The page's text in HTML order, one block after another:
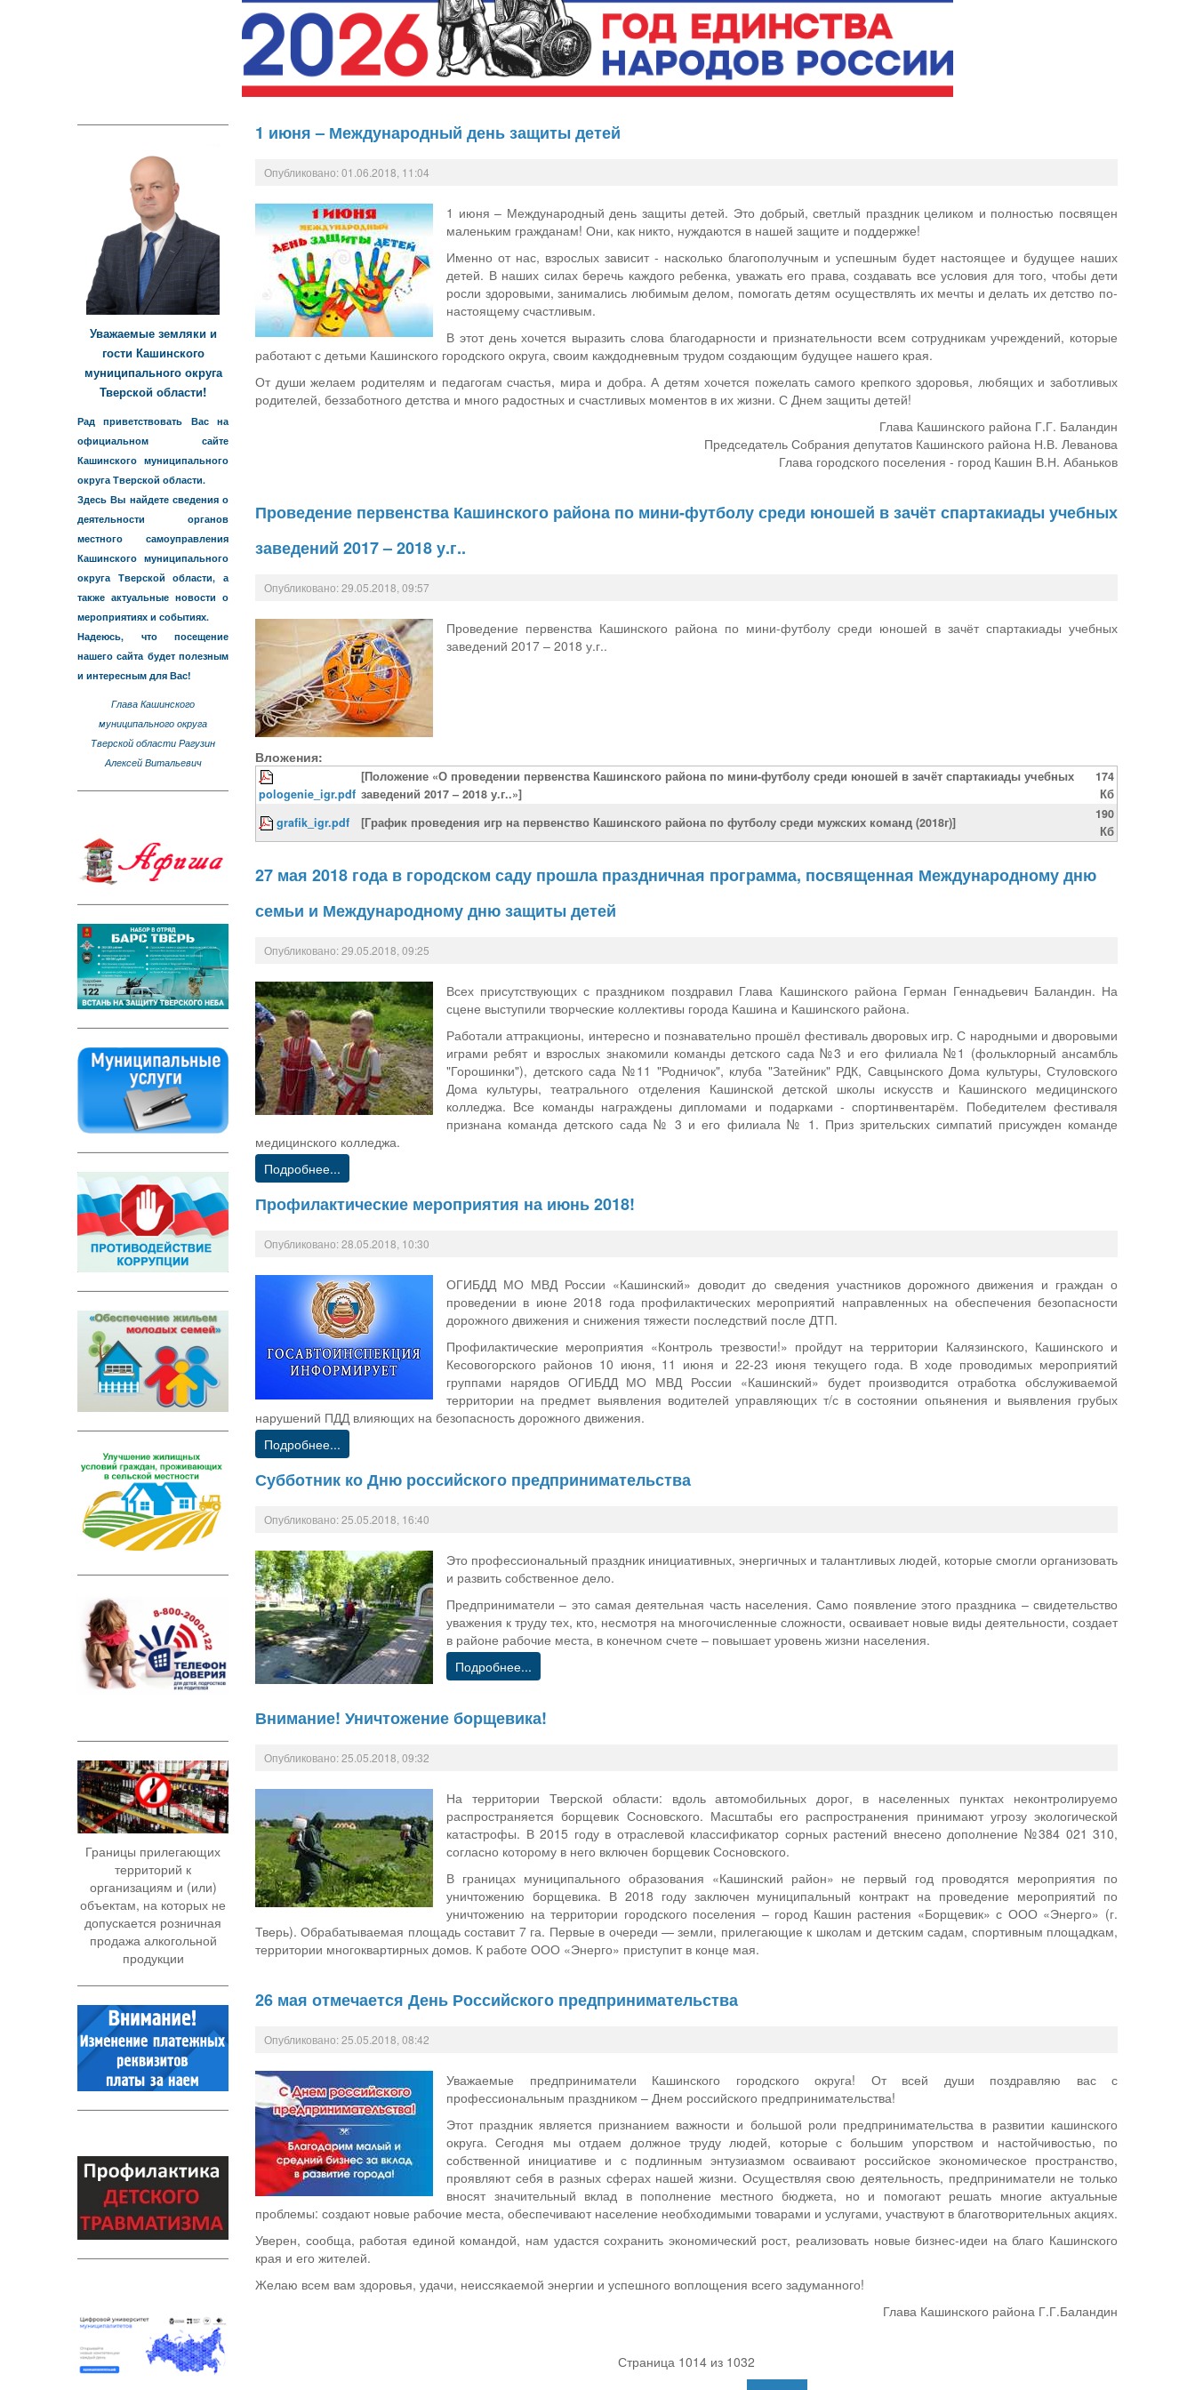
Уважаемые земляки и
гости Кашинского
муниципального округа
Тверской области!
Рад приветствовать Вас на
официальном сайте
Кашинского муниципального
округа Тверской области.
Здесь Вы найдете сведения о
деятельности органов
местного самоуправления
Кашинского муниципального
округа Тверской области, а
также актуальные новости о
мероприятиях и событиях.
Надеюсь, что посещение
нашего сайта будет полезным
и интересным для Вас!
Глава Кашинского
муниципального округа
Тверской области Рагузин
Алексей Витальевич
Границы прилегающих
территорий к
организациям и (или)
объектам, на которых не
допускается розничная
продажа алкогольной
продукции
1 июня – Международный день защиты детей
Опубликовано: 01.06.2018, 11:04
1 июня – Международный день защиты детей. Это добрый, светлый праздник целиком и полностью посвящен
маленьким гражданам! Они, как никто, нуждаются в нашей защите и поддержке!
Именно от нас, взрослых зависит - насколько благополучным и успешным будет настоящее и будущее наших
детей. В наших силах беречь каждого ребенка, уважать его права, создавать все условия для того, чтобы дети
росли здоровыми, занимались любимым делом, помогать детям осуществлять их мечты и делать их детство по-
настоящему счастливым.
В этот день хочется выразить слова благодарности и признательности всем сотрудникам учреждений, которые
работают с детьми Кашинского городского округа, своим каждодневным трудом создающим будущее нашего края.
От души желаем родителям и педагогам счастья, мира и добра. А детям хочется пожелать самого крепкого здоровья, любящих и заботливых
родителей, беззаботного детства и много радостных и счастливых моментов в их жизни. С Днем защиты детей!
Глава Кашинского района Г.Г. Баландин
Председатель Собрания депутатов Кашинского района Н.В. Леванова
Глава городского поселения - город Кашин В.Н. Абаньков
Проведение первенства Кашинского района по мини-футболу среди юношей в зачёт спартакиады учебных
заведений 2017 – 2018 у.г..
Опубликовано: 29.05.2018, 09:57
Проведение первенства Кашинского района по мини-футболу среди юношей в зачёт спартакиады учебных
заведений 2017 – 2018 у.г..
Вложения:
pologenie_igr.pdf
[Положение «О проведении первенства Кашинского района по мини-футболу среди юношей в зачёт спартакиады учебных
заведений 2017 – 2018 у.г..»]
174
Кб
grafik_igr.pdf
[График проведения игр на первенство Кашинского района по футболу среди мужских команд (2018г)]
190
Кб
27 мая 2018 года в городском саду прошла праздничная программа, посвященная Международному дню
семьи и Международному дню защиты детей
Опубликовано: 29.05.2018, 09:25
Всех присутствующих с праздником поздравил Глава Кашинского района Герман Геннадьевич Баландин. На
сцене выступили творческие коллективы города Кашина и Кашинского района.
Работали аттракционы, интересно и познавательно прошёл фестиваль дворовых игр. С народными и дворовыми
играми ребят и взрослых знакомили команды детского сада №3 и его филиала №1 (фольклорный ансамбль
"Горошинки"), детского сада №11 "Родничок", клуба "Затейник" РДК, Савцынского Дома культуры, Стуловского
Дома культуры, театрального отделения Кашинской детской школы искусств и Кашинского медицинского
колледжа. Все команды награждены дипломами и подарками - спортинвентарём. Победителем фестиваля
признана команда детского сада № 3 и его филиала № 1. Приз зрительских симпатий присужден команде
медицинского колледжа.
Подробнее...
Профилактические мероприятия на июнь 2018!
Опубликовано: 28.05.2018, 10:30
ОГИБДД МО МВД России «Кашинский» доводит до сведения участников дорожного движения и граждан о
проведении в июне 2018 года профилактических мероприятий направленных на обеспечения безопасности
дорожного движения и снижения тяжести последствий после ДТП.
Профилактические мероприятия «Контроль трезвости!» пройдут на территории Калязинского, Кашинского и
Кесовогорского районов 10 июня, 11 июня и 22-23 июня текущего года. В ходе проводимых мероприятий
группами нарядов ОГИБДД МО МВД России «Кашинский» будет производится отработка обслуживаемой
территории на предмет выявления водителей управляющих т/с в состоянии опьянения и выявления грубых
нарушений ПДД влияющих на безопасность дорожного движения.
Подробнее...
Субботник ко Дню российского предпринимательства
Опубликовано: 25.05.2018, 16:40
Это профессиональный праздник инициативных, энергичных и талантливых людей, которые смогли организовать
и развить собственное дело.
Предприниматели – это самая деятельная часть населения. Само появление этого праздника – свидетельство
уважения к труду тех, кто, несмотря на многочисленные сложности, осваивает новые виды деятельности, создает
в районе рабочие места, в конечном счете – повышает уровень жизни населения.
Подробнее...
Внимание! Уничтожение борщевика!
Опубликовано: 25.05.2018, 09:32
На территории Тверской области: вдоль автомобильных дорог, в населенных пунктах неконтролируемо
распространяется борщевик Сосновского. Масштабы его распространения принимают угрозу экологической
катастрофы. В 2015 году в отраслевой классификатор сорных растений внесено дополнение №384 021 310,
согласно которому в него включен борщевик Сосновского.
В границах муниципального образования «Кашинский район» не первый год проводятся мероприятия по
уничтожению борщевика. В 2018 году заключен муниципальный контракт на проведение мероприятий по
уничтожению на территории городского поселения – город Кашин растения «Борщевик» с ООО «Энерго» (г.
Тверь). Обрабатываемая площадь составит 7 га. Первые в очереди — земли, прилегающие к школам и детским садам, спортивным площадкам,
территории многоквартирных домов. К работе ООО «Энерго» приступит в конце мая.
26 мая отмечается День Российского предпринимательства
Опубликовано: 25.05.2018, 08:42
Уважаемые предприниматели Кашинского городского округа! От всей души поздравляю вас с
профессиональным праздником – Днем российского предпринимательства!
Этот праздник является признанием важности и большой роли предпринимательства в развитии кашинского
округа. Сегодня мы отдаем должное труду людей, которые с большим упорством и настойчивостью, по
собственной инициативе и с подлинным энтузиазмом осваивают российское экономическое пространство,
проявляют себя в разных сферах нашей жизни. Осуществляя свою деятельность, предприниматели не только
вносят значительный вклад в пополнение местного бюджета, но и помогают решать многие актуальные
проблемы: создают новые рабочие места, обеспечивают население необходимыми товарами и услугами, участвуют в благотворительных акциях.
Уверен, сообща, работая единой командой, нам удастся сохранить экономический рост, реализовать новые бизнес-идеи на благо Кашинского
края и его жителей.
Желаю всем вам здоровья, удачи, неиссякаемой энергии и успешного воплощения всего задуманного!
Глава Кашинского района Г.Г.Баландин
Страница 1014 из 1032